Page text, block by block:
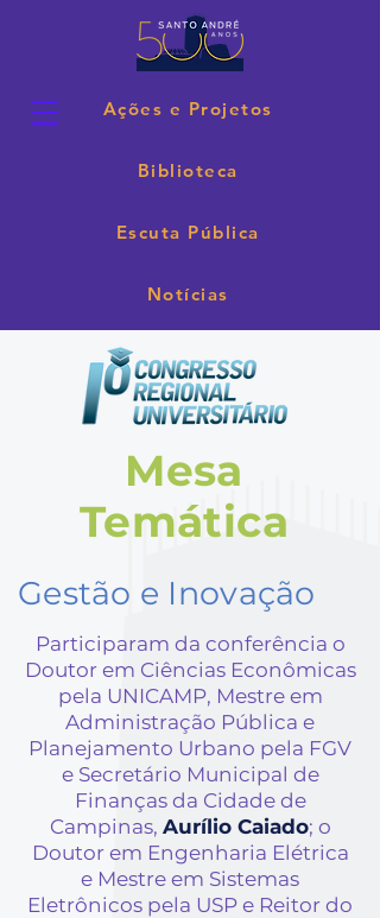
Ações e Projetos
Biblioteca
Escuta Pública
Notícias
Mesa
Temática
Gestão e Inovação
Participaram da conferência o
Doutor em Ciências Econômicas
pela UNICAMP, Mestre em
Administração Pública e
Planejamento Urbano pela FGV
e Secretário Municipal de
Finanças da Cidade de
Campinas, Aurílio Caiado; o
Doutor em Engenharia Elétrica
e Mestre em Sistemas
Eletrônicos pela USP e Reitor do